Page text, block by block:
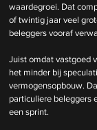
waardegroei. Dat
of twintig jaar veel
beleggers vooraf
Juist omdat vastgoed
het minder bij
vermogensopbouw.
particuliere beleggers
een sprint.